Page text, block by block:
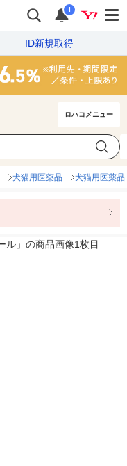
i
ID新規取得
ロハコメニュー
犬猫用医薬品 犬猫用医薬品